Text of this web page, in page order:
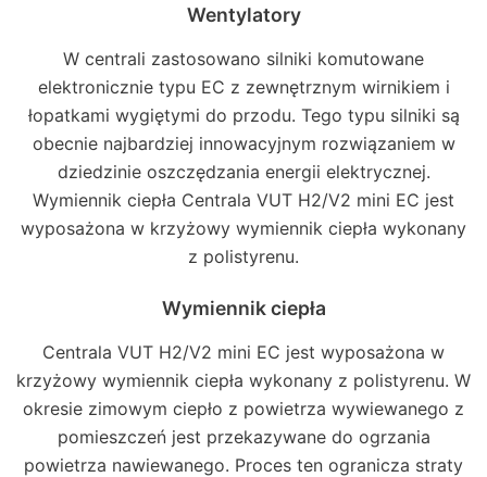
Wentylatory
W centrali zastosowano silniki komutowane
elektronicznie typu EC z zewnętrznym wirnikiem i
łopatkami wygiętymi do przodu. Tego typu silniki są
obecnie najbardziej innowacyjnym rozwiązaniem w
dziedzinie oszczędzania energii elektrycznej.
Wymiennik ciepła Centrala VUT H2/V2 mini EC jest
wyposażona w krzyżowy wymiennik ciepła wykonany
z polistyrenu.
Wymiennik ciepła
Centrala VUT H2/V2 mini EC jest wyposażona w
krzyżowy wymiennik ciepła wykonany z polistyrenu. W
okresie zimowym ciepło z powietrza wywiewanego z
pomieszczeń jest przekazywane do ogrzania
powietrza nawiewanego. Proces ten ogranicza straty